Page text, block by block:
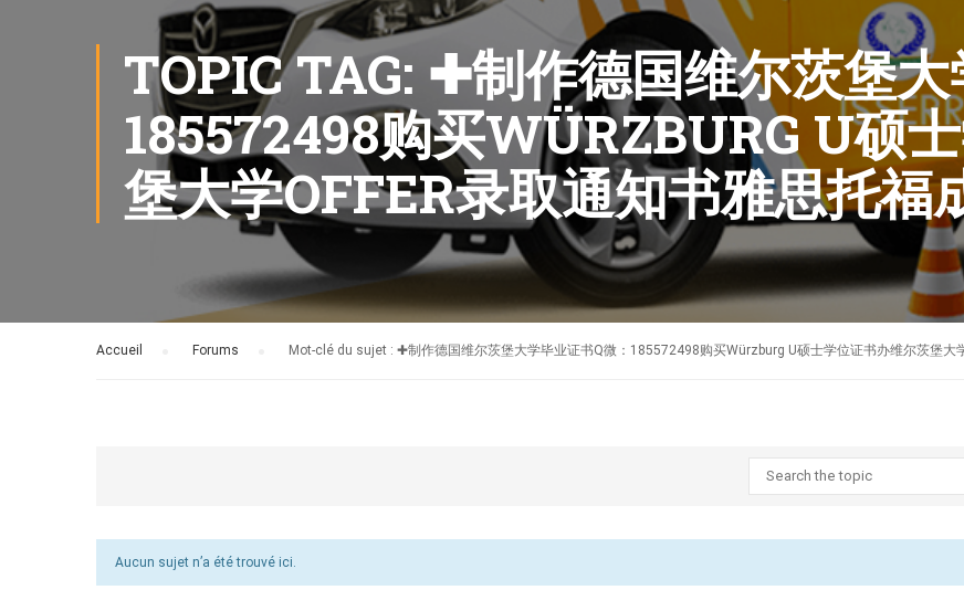
TOPIC TAG: ✚制作德国维尔茨堡大
185572498购买WÜRZBURG U硕
堡大学OFFER录取通知书雅思托福
Accueil Forums Mot-clé du sujet : ✚制作德国维尔茨堡大学毕业证书Q微：185572498购买Würzburg U硕士学位证书办维尔茨堡大
Aucun sujet n’a été trouvé ici.